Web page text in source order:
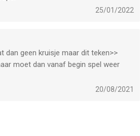
25/01/2022
dan geen kruisje maar dit teken>>
moet dan vanaf begin spel weer
20/08/2021